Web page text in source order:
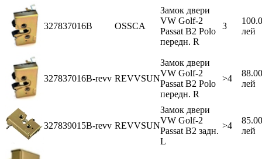
327837016B OSSCA
Замок двери
VW Golf-2
Passat B2 Polo
передн. R
3
лей
327837016B-revv REVVSUN
Замок двери
VW Golf-2
Passat B2 Polo
передн. R
>4
88.00
лей
327839015B-revv REVVSUN
Замок двери
VW Golf-2
Passat B2 задн.
L
>4
85.00
лей